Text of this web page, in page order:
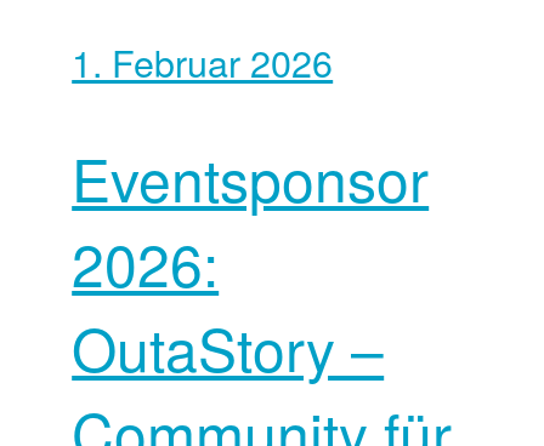
1. Februar 2026
Eventsponsor
2026:
OutaStory –